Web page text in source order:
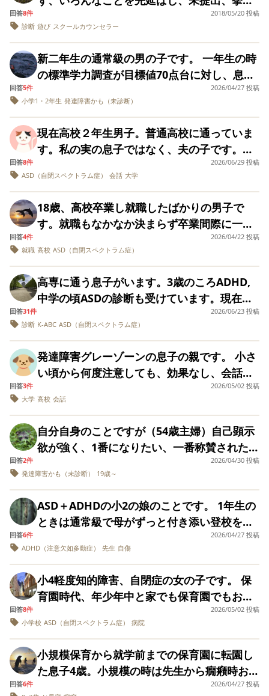
「20mm/h（ゴォー）」という表示で迷いま
したが、子どもから「送って行ってほしい」
と言うならまだしも、親から言うのは甘やか
しかと考えてやめました。（夫は同じ距離を
徒歩、小学生の弟は半分の距離を徒歩です
しました。 私自身、ネグレクトの環境で育っ
たので、適切な基準がいまいちわかりませ
ん。普通は何か基準があるものでしょうか？
アドバイスいただければ幸いです。
確かに、家では息子に何か手伝いらしい事を
させた事があまり無いです。 私がADHD診断
済、ASD傾向も少しありなせいか、家事がと
ことん効率化されてしまっており、息子がで
きる事がほとんど無いのです…。 服は畳まず
ハンガーにかけるので、息子に届かない、
等。 支度等も、息子があまりに行動が遅いの
で、着替えや食事で毎日精一杯でした。食事
をよそう等も、あまりに危なっかしいので、
まだ教える時期じゃないかな？なんて思って
いました。よく考えたらもう給食当番ありま
るだろうから大丈夫かな、等と思っていまし
た。 そう、遅いんです。普通の遅さじゃあり
ません。食事は、時間がいくらでもある時は5
分に1回程度「早くしなさいね？」と声掛けし
ますが、1時間半掛かる事もあります。お腹が
空いてないのかと思いきや、デザートは凄い
速さでたっぷり食べます。 「急いで食べない
とデザート無いよ」等と言っても、根本的に
速くなる事はありませんでした。結局毎日そ
う急かさないと食べないのです。 朝学校があ
る時は「急いで、食べて食べて」と、1分に1
回くらいの注意で、30分で強制終了です。デ
ザートが食べられなくなるのが嫌だ、という
気持ちだけで何とか食べ進めています。 着替
えも、毎日服を目の前に置いても、服も言わ
れるまで脱げない、脱いだ後裸でゴロゴロし
ているばかりです。寒い時期はいつの間にか
着てたりします。一応着る能力はあるのです
が、着たくない気持ちが強いんだと思いま
す。 本当にASD傾向だけでしょうか？確かに
知能テストではちゃんと答えられていました
が、何もできず、どこからどう見ても知的障
せん。言葉があまり理解できない、理解され
ない状態です。私は何故かあまり喋れない人
とも会話ができてしまうので、気付きません
でした。 クラスメイトには「◯◯君、ギラギ
ラ」みたいな、赤ちゃんのような会話しかで
きません。会話のキャッチボールができませ
んし、音のリズムを楽しむような事しかでき
ません。一応癇癪を起こさなければ質問には
も、真意不明なのとADHDの症状が過去より
続いているようで、金銭的な問題もありそう
で、今後の娘の生活が心配です。できること
があればと思い保険などにも加入しようと思
いますが、正しい情報が必要です。 どうに
か病院名を確認して、話を聞きたいと思いま
すがどうしたらよいでしょうか？それでもそ
っとしておくのがよいのでしょうか？ 学生時
代は元妻と一緒に住んでました。今でも時々
やり取りをしているようですが、元妻は学生
時代からほとんど娘の情報を聞いても教えて
くれませんでした。この2年ばかりはまともに
音信も取れず協力を得られそうにありませ
ん。
体に住みたいと思っています。 東京の自治体
の情報を教えていただければ幸いです。 よろ
われたようです。担任の先生も同意したそう
です。 3人が嫌がるなら無理矢理とはいかず
それは仕方がないので、娘には 他の障害クラ
スの女の子や交流クラスの女の子に声をかけ
てみたら？と話し、話すのは苦手だけど誘っ
てみると本人もがんばるつもりになっていま
のでこの女の子3人以外に話したり楽しく過ご
せる友達が出来るか心配しています。 それに
加え、進学先は皆地域の中学校になると思う
ので、この先まだ3年間ずっと一緒なのもとて
も心配です。 筋疾患もあり中学校まで歩いて
行くのもなかなかしんどい娘なので、支援学
校の方がいいのかなと悩みますが、本人は地
域の中学校を希望しています。 去年の担任の
先生や主治医からは、地域の中学校がいいの
行こうかと考えています。 こんな理由で支援
学校を検討するのもどうかとも思うし、かと
いってずっと関わりがあるのも気になるしで
かなりモヤモヤします。 何が言いたいのかよ
く分からない文章になってしまいましたが、
何かしらアドバイスいただけると嬉しいで
宿題 テレビ、ゲームの時間は以前まで時間制
限を設けていましたが 祖母から私が厳しすぎ
るからという理由で無制限にしてしまい、 現
在は本人自身、制御できない状態です。 癇癪
が始まるとこちらの言葉が届かなくなり 私が
言っていない内容の言葉を思い込みで話し続
けます。怒り方が激しく、 大音量の声でキレ
るという感じです。 （ママは私にキモいから
死ねって思っていると言うことを繰り返して
続ける） あと、考え方（捉え方が極端）がゼ
ロか百かというニュアンスも気になります。
の話は一生聞きたくないということですか？
と、どれほど説明しても言葉が届かずです。
意味を添えてもダメです。 朝の支度は前日に
言葉で働きかけても、自分が納得していない
ので無理です。 宿題も、時間割など準備は出
かける時間になってから始めるので 遅刻→学
校行きたくないのループです。 （学校がつま
らないので登校自体、1週間ほど拒否） 明日
は学校に行くと言うので信じて、翌日を迎え
年齢なので、発達に特性があるのかどうか 判
断もできません。皆さんのお子様で同じよう
な方、もしいらっしゃったら どのように乗り
越えたか教えてください。よろしくお願いし
ます。
には放課後学校外で他クラスの生徒とケンカ
をし警察が出動する騒ぎを起こしました。原
した。 部活にも迷惑をかけ本人は反省の気持
ちはある様でしたが、次の日の夜に遊びに行
こうとし、注意したところ立腹しました。 昨
年私のみでADHDと診断は受けていますが、
本人にも受診を勧めて服薬治療をしてもらい
たいと思っています。担任にはその旨伝えて
います。 しかし、本人の困り感は見えず、本
心はわかりません。近々私のみでスクールカ
ウンセラーと話しをします。 今後、どの様に
して本人に検査を受けてもらうかがまずは課
題です。 どなたか、アドバイスをよろしくお
回答8件
2018/05/20 投稿
診断 遊び スクールカウンセラー
新二年生の通常級の男の子です。 一年生の時
の標準学力調査が目標値70点台に対し、息子
は50点台でした。 もともと特性ありの息子だ
ったかつ、私もかなり心配性なもので色々担
の担任からは、特に個別に指摘等なく、心配
いらないですよと言われておりました。私が
心配しすぎなんだと、心配に無理に蓋をして
この結果も見て見ぬ振りをしていましたが、
２年になり、集中力のなさ等、新しい担任か
ら指摘がありました。 そこでふとこの結果を
思い出し、どうしてこの結果をスルーしてし
まったのかととても後悔しています。 学校側
からは通級を進められたので、ひとまずそち
らにお願いしてみようと思っています。 担任
に話をきくところ、全体指示が通らないとい
うより、集中力がなく、他のところに意識が
の学力調査でこの結果だと、なんらかの障害
で間違いはなさそうだなと親として直感があ
ります。 ADHDなのかLDなのか、もしくは知
的障害や境界知能なのか。 同じような感じだ
ったお子さんをお持ちのみなさん、その後の
経過や行った対策等お聞かせいただきたいで
す。 ちなみに息子は三月生まれで、吃音と社
回答5件
2026/04/27 投稿
小学1・2年生 発達障害かも（未診断）
現在高校２年生男子。普通高校に通っていま
す。私の実の息子ではなく、夫の子です。彼
が小学校低学年の時から知っています。高校
入学と同時に一緒に暮らしはじめました。私
かもしれないと感じていました。勉強の進度
やお友達の関係でたびたび問題が起きること
が多くありました。学校から電話がかかって
くることがすご多いなと感じていました。私
が彼に感じていたことは言葉が苦手。小学校
高学年時でも、単語しかでなかった感じで
す。文章での会話のキャッチボールはなかっ
たです。現在高校生ですが、会話は小学校１
年生くらいかなと思います。知識や感覚も小
学校１年生くらいと喋っている感じです。し
かし、小学校、中学校とずっと普通級でやっ
てきています。 家ではとてもおとなしく穏や
とはありません。父親が大好きで、一緒にい
ると本当に嬉しく安心している様子です。父
親とは会話というよりは、色んな事柄を父親
が教える話が多く、それをうんうんと聞いて
いる感じです。 ただ、学校では奇行があり、
女性の先生（男性の先生には全く出ない）に
対する暴言、指での乱暴なジェスチャーが出
たり、授業中に立ち歩き、床に寝そべり、隣
の子に寄りかかる行為、荷物が床に散乱、暴
ら連絡があり、そのたびに学校で起こってい
ることを初めて知った形です。家と学校での
様子が全く違うところにいつも大きな衝撃を
受けています。 何か学校で問題が起きてる時
でも、家では学校の話題はなく、ニコニコ穏
やかな様子で、本人の様子や表情に変化が全
くありません。 父親も学校から聞いた内容の
回答8件
2026/06/29 投稿
ASD（自閉スペクトラム症）
会話 大学
18歳、高校卒業し就職したばかりの男子で
す。就職もなかなか決まらず卒業間際に一度
見学に行ったところに就職しました。 自宅か
らも遠く、農業関係のため就業時間もあって
て決めるようにと言ったがそこがいいといい
就職しました。 働き始めて2週間で転職する
といいだし、高校の先輩が働くグレーな会社
で働く、給料もいい、俺の人生なのに親兄弟
には関係がないといいキレました。 このよう
なことは一度や2度ではありません。 病院へ
の入院、施設への入所も検討しています。 こ
のように自分の思う通りにならないとすぐキ
レてしまう子どもへの対処をご教示ください
回答4件
2026/04/22 投稿
就職 高校 ASD（自閉スペクトラム症）
高専に通う息子がいます。3歳のころADHD,
中学の頃ASDの診断も受けています。現在は
ビバンセとインチュニブを服薬中です。これ
まで、コンサータとストラテラも服用したこ
サータは夕方切れてしまって宿題出来ないか
ら、、、という理由でビバンセになりまし
た。昨年進級できず今年は再履修中です。2回
目の授業を受けているにも関わらず、とにか
くテストの結果が悪く転校することになりそ
うです。合理的配慮も支援計画も細かく組ん
でもらったのですが、提出物も全然出せない
です。SCにはこれ以上の配慮は考えつかない
と言われています。WISCやK-ABCもこれまで
何度か受けていますが、IQで言うと120台あ
り、ドクターにも「絶対にもっと出来るはず
なんだけど。。。」と言われます。受験の結
格でした。中学の頃もなんですが、提出物、
ワークにほぼ取り組めないです。そしてテス
ト勉強。実力テスト的な範囲の決まってない
テストだと、高得点が取れます。しかし、準
備が出来る、定期テストは毎回ボロボロで
す。特定の教科が出来ないというわけでもな
いので、塾では解決しないと思います。高専
は課題が多いのももちろん知っていました
回答31件
2026/06/23 投稿
診断 K-ABC ASD（自閉スペクトラム症）
発達障害グレーゾーンの息子の親です。 小さ
い頃から何度注意しても、効果なし、会話が
少ないのもあり、何か違和感を感じていた。
中学生になり学校でも家でも怒られてばか
吃音発症、大学では友達ができず現在社会人
です。 複数人での会話ができないことに悩ん
でいます。頭では言いたいことが浮かんでい
ても言葉にできず孤立しています。 プライベ
ートで関わる人もいないのでコミュニケーシ
ョン能力も鍛える機会もなく、どのように居
場所を探せばよいでしょうか？言友会には入
っていますが、お年寄りばかりで、同年代と
の関わりが欲しいそうです。
回答3件
2026/05/02 投稿
大学 高校 会話
自分自身のことですが（54歳主婦）自己顕示
欲が強く、1番になりたい、一番称賛された
い、人に好かれたい、の欲が強くて、自分で
も困るというか悩んでいます。 相手の人に危
頭に浮かんだりします。 このような発達障害
は、ありますでしょうか？
回答2件
2026/04/30 投稿
発達障害かも（未診断）
19歳～
ASD＋ADHDの小2の娘のことです。 1年生の
ときは通常級で母がずっと付き添い登校をし
ていました。中々１人では学校に行けず、不
安や緊張が強く自傷行為もあった為、支援員
ただけですごいね〜って寄り添ってくれてい
ました。 担任はわりと新人よりな先生でクラ
スにいっぱいいっぱいで😂娘の事まで手がま
わらず、ほとんど支援員さんもつきっきりで
した。(安心できる日は母とバイバイできる日
もありました。) ２年生からは支援級に入れ
て(1年生のときも希望していましたが入れ
回答6件
2026/04/27 投稿
ADHD（注意欠如多動症）
先生 自傷
小4軽度知的障害、自閉症の女の子です。 保
育園時代、年少年中と家でも保育園でもおし
っこはできていました。（うんちはオムツ）
年長頃、保育園ではおしっこできていました
ようになりました。 私がここで努力が足らな
かったのはわかっています。後悔の日々で
回答8件
2026/05/02 投稿
小学校 ASD（自閉スペクトラム症） 病院
小規模保育から就学前までの保育園に転園し
た息子4歳。小規模の時は先生から癇癪時おも
ちゃを投げることがあると言われていました
回答6件
2026/04/27 投稿